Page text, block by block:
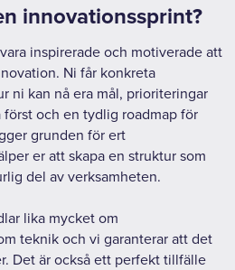
innovationssprint?
inspirerade och motiverade att
Ni får konkreta
ni kan nå era mål, prioriteringar
och en tydlig roadmap för
grunden för ert
er att skapa en struktur som
del av verksamheten.
lika mycket om
teknik och vi garanterar att det
Det är också ett perfekt tillfälle